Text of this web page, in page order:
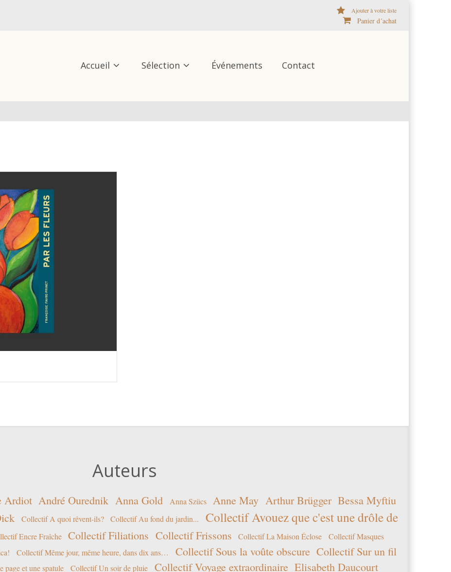
Ajouter à votre liste
Panier d´achat
Accueil Sélection Événements Contact
Auteurs
Ardiot André Ourednik Anna Gold Anna Szücs Anne May Arthur Brügger Bessa Myftiu
Collectif A quoi rêvent-ils? Collectif Au fond du jardin...
Collectif Avouez que c'est une drôle de
Encre Fraîche Collectif Filiations Collectif Frissons Collectif La Maison Éclose Collectif Masques
Collectif Même jour, même heure, dans dix ans… Collectif Sous la voûte obscure Collectif Sur un fil
page et une spatule Collectif Un soir de pluie Collectif Voyage extraordinaire Elisabeth Daucourt